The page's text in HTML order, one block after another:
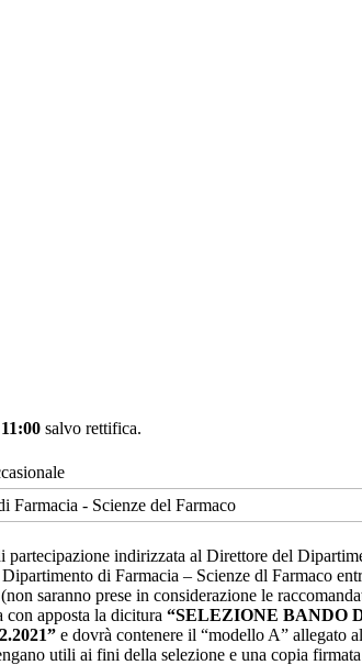
salvo rettifica.
Farmacia - Scienze del Farmaco
partecipazione indirizzata al Direttore del
di Farmacia – Scienze dl Farmaco
saranno prese in considerazione le
con apposta la dicitura “SELEZIONE BANDO
e dovrà contenere il “modello A” allegato
utili ai fini della selezione e una copia